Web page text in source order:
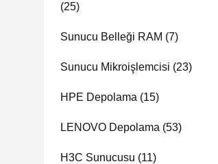
(25)
Sunucu Belleği RAM (7)
Sunucu Mikroişlemcisi (23)
HPE Depolama (15)
LENOVO Depolama (53)
H3C Sunucusu (11)